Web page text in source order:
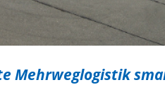
Mehrweglogistik